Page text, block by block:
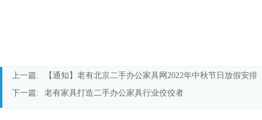
上一篇:
【通知】老有北京二手办公家具网2022年中秋节日放假安排
下一篇:
老有家具打造二手办公家具行业佼佼者